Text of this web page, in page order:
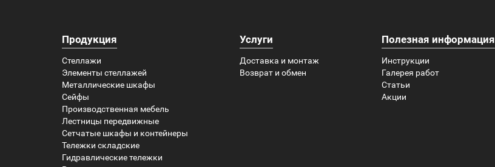
Продукция
Стеллажи
Элементы стеллажей
Металлические шкафы
Сейфы
Производственная мебель
Лестницы передвижные
Сетчатые шкафы и контейнеры
Тележки складские
Гидравлические тележки
Услуги
Доставка и монтаж
Возврат и обмен
Полезная информация
Инструкции
Галерея работ
Статьи
Акции